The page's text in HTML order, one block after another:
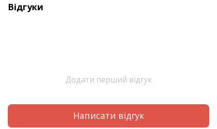
Відгуки
Додати перший відгук
Написати відгук